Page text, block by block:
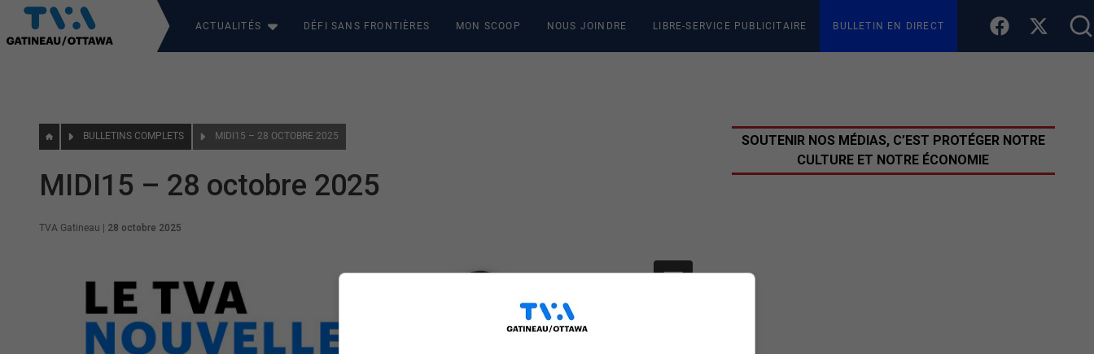
ACTUALITÉS DÉFI SANS FRONTIÈRES MON SCOOP NOUS JOINDRE LIBRE-SERVICE PUBLICITAIRE BULLETIN EN DIRECT
BULLETINS COMPLETS MIDI15 – 28 OCTOBRE 2025
MIDI15 – 28 octobre 2025
TVA Gatineau 28 octobre 2025
SOUTENIR NOS MÉDIAS, C’EST PROTÉGER NOTRE
CULTURE ET NOTRE ÉCONOMIE